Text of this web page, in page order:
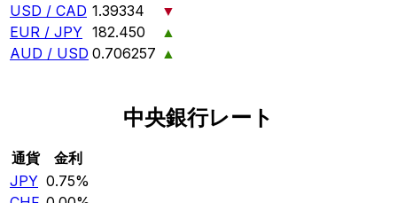
USD / CAD 1.39334
▼
EUR / JPY 182.450
▲
AUD / USD 0.706257 ▲
中央銀行レート
通貨
金利
JPY 0.75%